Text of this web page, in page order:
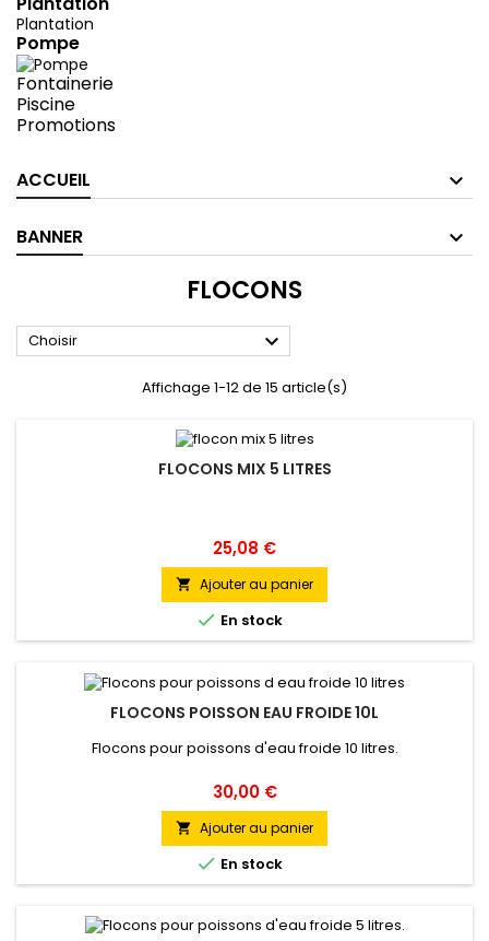
Plantation
Pompe
Fontainerie
Piscine
Promotions
ACCUEIL
BANNER
FLOCONS
Choisir 
Affichage 1-12 de 15 article(s)
FLOCONS MIX 5 LITRES
Prix
25,08 €
 Ajouter au panier
 En stock
FLOCONS POISSON EAU FROIDE 10L
Flocons pour poissons d'eau froide 10 litres.
Prix
30,00 €
 Ajouter au panier
 En stock